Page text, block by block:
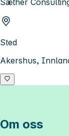
Sæther
Sted
Akershus,
Om oss